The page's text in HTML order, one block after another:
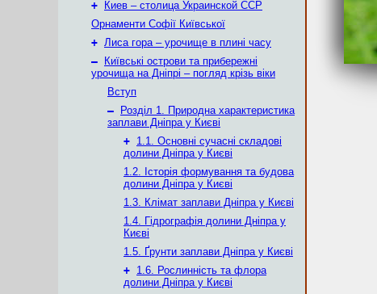
+
Киев – столица Украинской ССР
Орнаменти Софії Київської
+ Лиса гора – урочище в плині часу
–
Київські острови та прибережні
урочища на Дніпрі – погляд крізь віки
Вступ
–
Розділ 1. Природна характеристика
заплави Дніпра у Києві
+ 1.1. Основні сучасні складові
долини Дніпра у Києві
1.2. Історія формування та будова
долини Дніпра у Києві
1.3. Клімат заплави Дніпра у Києві
1.4. Гідрографія долини Дніпра у
Києві
1.5. Ґрунти заплави Дніпра у Києві
+ 1.6. Рослинність та флора
долини Дніпра у Києві